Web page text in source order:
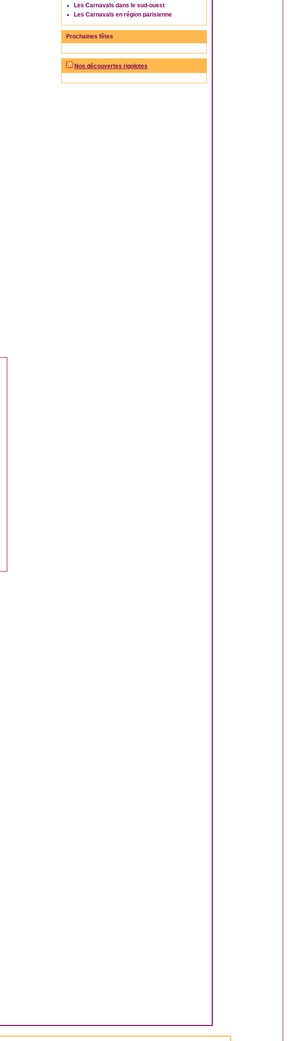
Les Carnavals dans le sud-ouest
Les Carnavals en région parisienne
Prochaines fêtes
Nos découvertes rigolotes